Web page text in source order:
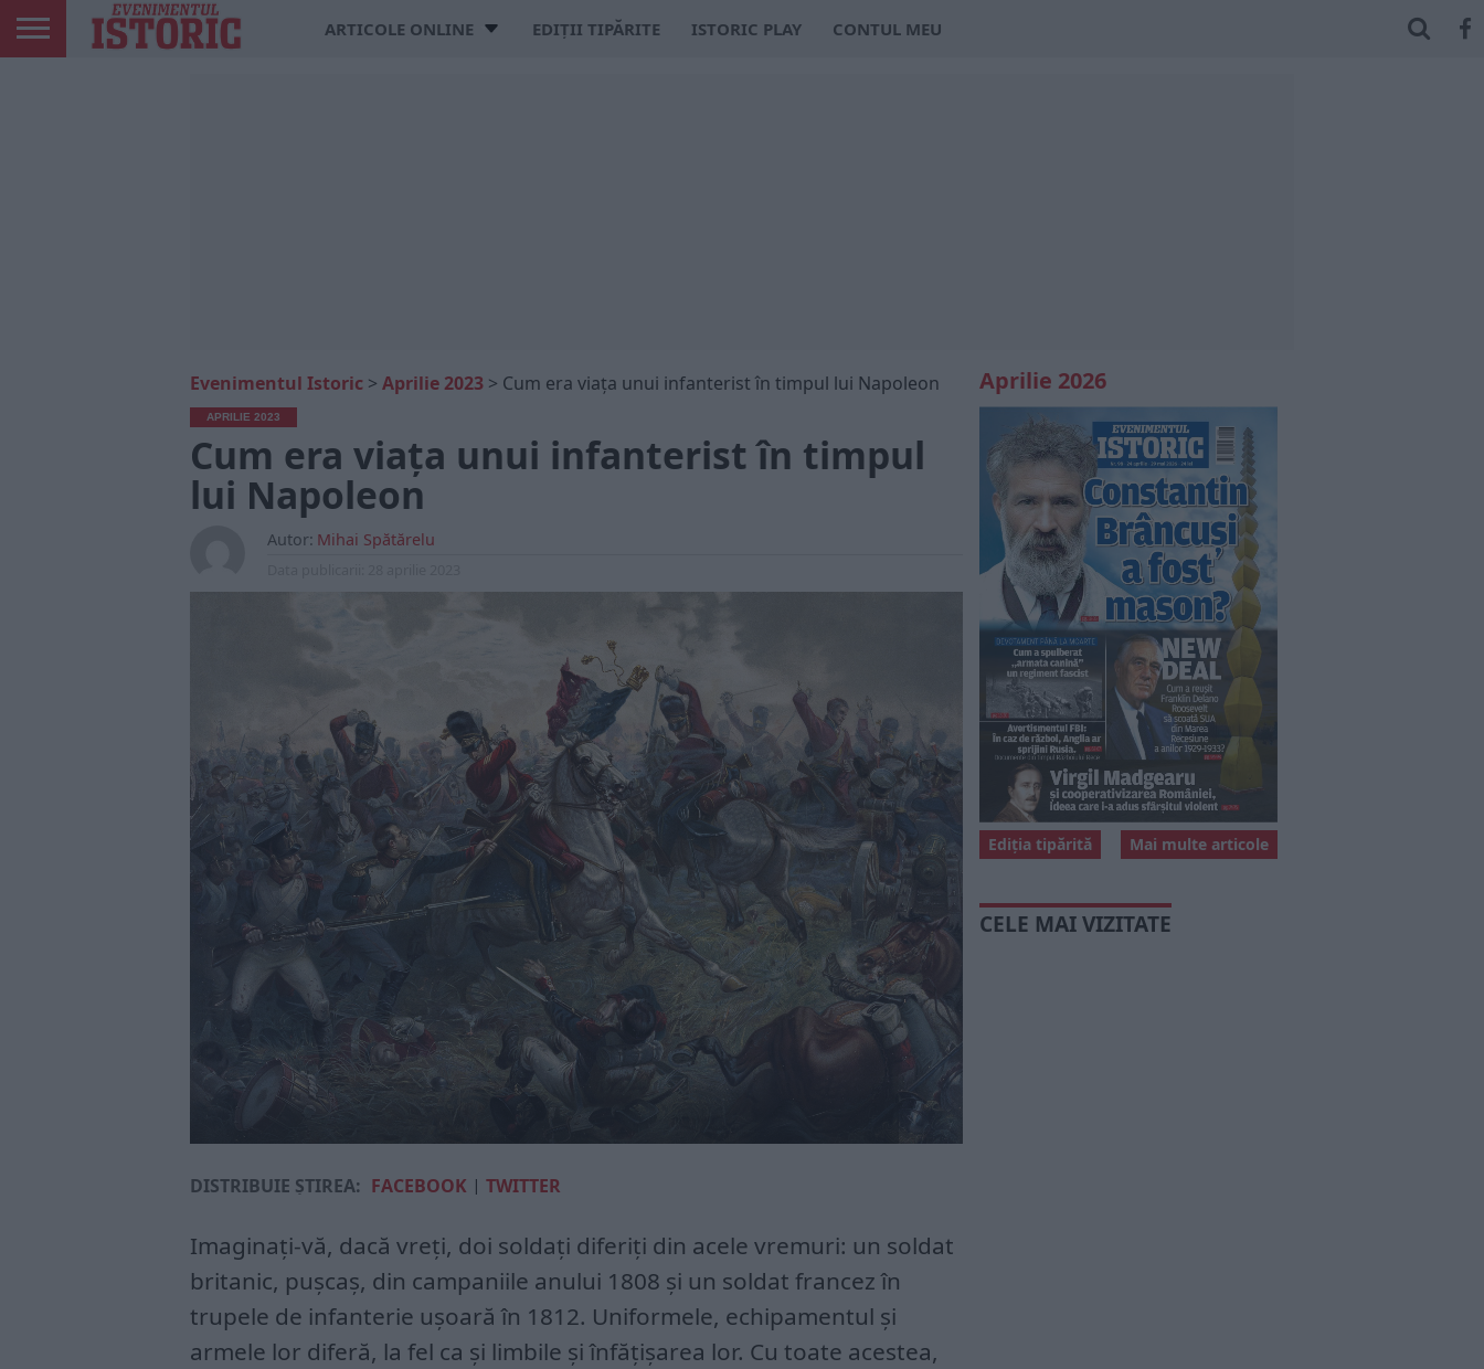
ARTICOLE ONLINE EDIȚII TIPĂRITE ISTORIC PLAY CONTUL MEU
Evenimentul Istoric > Aprilie 2023 > Cum era viața unui infanterist în timpul lui Napoleon
APRILIE 2023
Cum era viața unui infanterist în timpul
lui Napoleon
Autor: Mihai Spătărelu
DISTRIBUIE ȘTIREA: FACEBOOK | TWITTER
Imaginați-vă, dacă vreți, doi soldați diferiți din acele vremuri: un soldat
britanic, pușcaș, din campaniile anului 1808 și un soldat francez în
trupele de infanterie ușoară în 1812. Uniformele, echipamentul și
armele lor diferă, la fel ca și limbile și înfățișarea lor. Cu toate acestea,
Aprilie 2026
Mai multe articole
Ediția tipărită
CELE MAI VIZITATE